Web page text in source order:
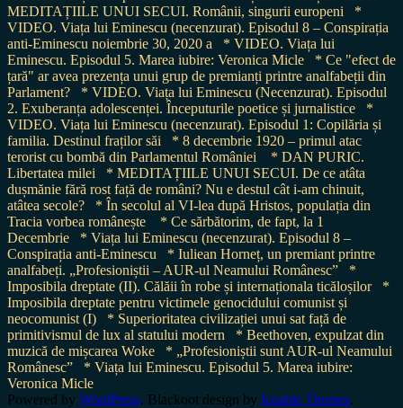
MEDITAȚIILE UNUI SECUI. Românii, singurii europeni
*
VIDEO. Viața lui Eminescu (necenzurat). Episodul 8 – Conspirația
anti-Eminescu noiembrie 30, 2020 a
* VIDEO. Viața lui
Eminescu. Episodul 5. Marea iubire: Veronica Micle
* Ce "efect de
țară" ar avea prezența unui grup de premianți printre analfabeții din
Parlament?
* VIDEO. Viața lui Eminescu (Necenzurat). Episodul
2. Exuberanța adolescenței. Începuturile poetice și jurnalistice
*
VIDEO. Viața lui Eminescu (necenzurat). Episodul 1: Copilăria și
familia. Destinul fraților săi
* 8 decembrie 1920 – primul atac
terorist cu bombă din Parlamentul României
* DAN PURIC.
Libertatea milei
* MEDITAȚIILE UNUI SECUI. De ce atâta
dușmănie fără rost față de români? Nu e destul cât i-am chinuit,
atâtea secole?
* În secolul al VI-lea după Hristos, populația din
Tracia vorbea românește
* Ce sărbătorim, de fapt, la 1
Decembrie
* Viața lui Eminescu (necenzurat). Episodul 8 –
Conspirația anti-Eminescu
* Iuliean Horneț, un premiant printre
analfabeți. „Profesioniștii – AUR-ul Neamului Românesc”
*
Imposibila dreptate (II). Călăii în robe și internaționala ticăloșilor
*
Imposibila dreptate pentru victimele genocidului comunist și
neocomunist (I)
* Superioritatea civilizației unui sat față de
primitivismul de lux al statului modern
* Beethoven, expulzat din
muzică de mișcarea Woke
* „Profesioniștii sunt AUR-ul Neamului
Românesc”
* Viața lui Eminescu. Episodul 5. Marea iubire:
Veronica Micle
Powered by WordPress. Blackoot design by Iceable Themes.